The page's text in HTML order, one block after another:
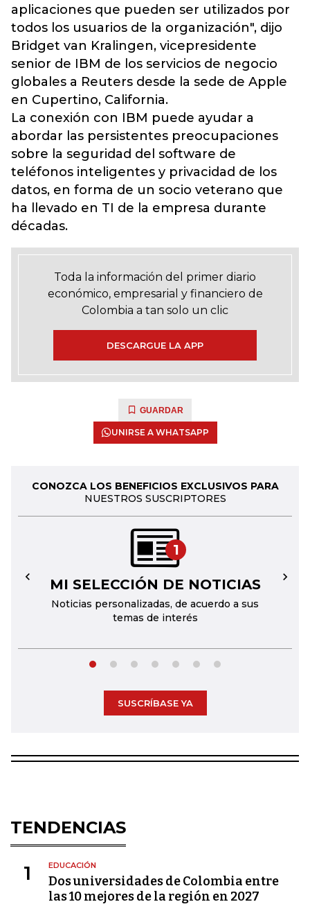
aplicaciones que pueden ser utilizados por
todos los usuarios de la organización", dijo
Bridget van Kralingen, vicepresidente
senior de IBM de los servicios de negocio
globales a Reuters desde la sede de Apple
en Cupertino, California.
La conexión con IBM puede ayudar a
abordar las persistentes preocupaciones
sobre la seguridad del software de
teléfonos inteligentes y privacidad de los
datos, en forma de un socio veterano que
ha llevado en TI de la empresa durante
décadas.
Toda la información del primer diario
económico, empresarial y financiero de
Colombia a tan solo un clic
DESCARGUE LA APP
GUARDAR
UNIRSE A WHATSAPP
CONOZCA LOS BENEFICIOS EXCLUSIVOS PARA
NUESTROS SUSCRIPTORES
1
MI SELECCIÓN DE NOTICIAS
Noticias personalizadas, de acuerdo a sus
temas de interés
← →
SUSCRÍBASE YA
TENDENCIAS
1 EDUCACIÓN
Dos universidades de Colombia entre
las 10 mejores de la región en 2027